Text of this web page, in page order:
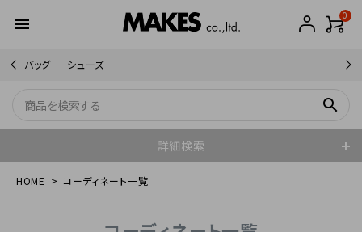
menu 0
バッグ シューズ
search
詳細検索
HOME コーディネート一覧